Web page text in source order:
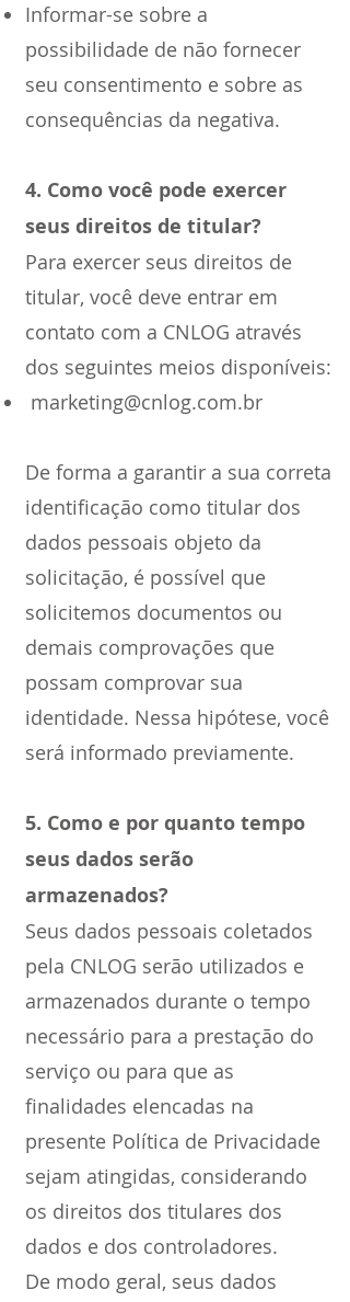
Informar-se sobre a
possibilidade de não fornecer
seu consentimento e sobre as
consequências da negativa.
4. Como você pode exercer
seus direitos de titular?
Para exercer seus direitos de
titular, você deve entrar em
contato com a CNLOG através
dos seguintes meios disponíveis:
marketing@cnlog.com.br
De forma a garantir a sua correta
identificação como titular dos
dados pessoais objeto da
solicitação, é possível que
solicitemos documentos ou
demais comprovações que
possam comprovar sua
identidade. Nessa hipótese, você
será informado previamente.
5. Como e por quanto tempo
seus dados serão
armazenados?
Seus dados pessoais coletados
pela CNLOG serão utilizados e
armazenados durante o tempo
necessário para a prestação do
serviço ou para que as
finalidades elencadas na
presente Política de Privacidade
sejam atingidas, considerando
os direitos dos titulares dos
dados e dos controladores.
De modo geral, seus dados